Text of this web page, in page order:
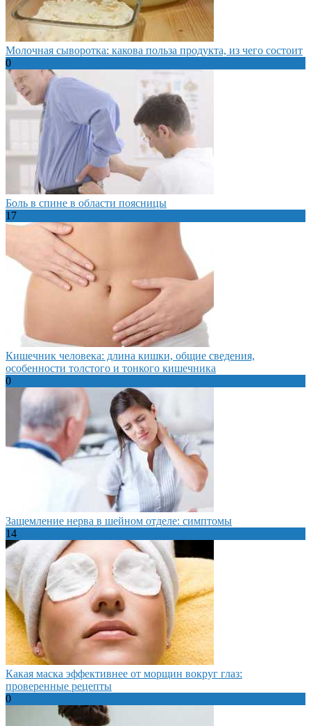
Молочная сыворотка: какова польза продукта, из чего состоит
0
Боль в спине в области поясницы
17
Кишечник человека: длина кишки, общие сведения,
особенности толстого и тонкого кишечника
0
Защемление нерва в шейном отделе: симптомы
14
Какая маска эффективнее от морщин вокруг глаз:
проверенные рецепты
0